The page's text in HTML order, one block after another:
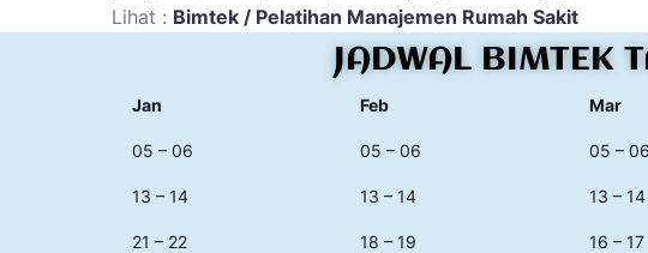
Lihat : Bimtek / Pelatihan Manajemen Rumah Sakit
JADWAL BIMTEK
Jan Feb Mar
05 – 06 05 – 06 05 – 06
13 – 14 13 – 14 13 – 14
21 – 22 18 – 19 16 – 17